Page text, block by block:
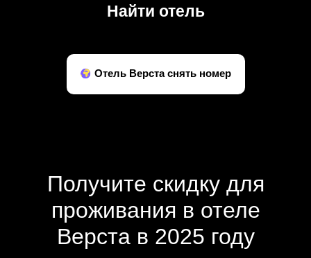
Найти отель
Отель Верста снять номер
Получите скидку для
проживания в отеле
Верста в 2025 году